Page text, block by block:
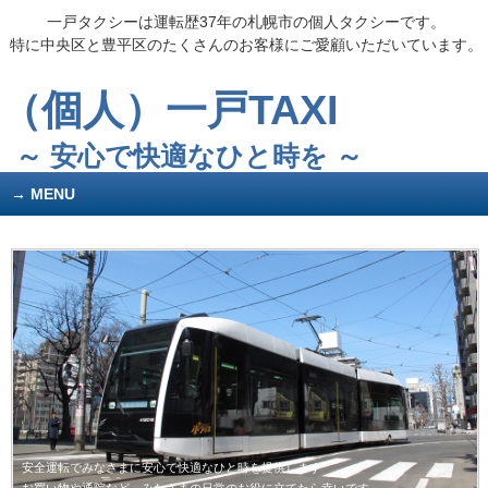
一戸タクシーは運転歴37年の札幌市の個人タクシーです。
特に中央区と豊平区のたくさんのお客様にご愛顧いただいています。
（個人）一戸TAXI
～ 安心で快適なひと時を ～
MENU
安全運転でみなさまに安心で快適なひと時を提供します